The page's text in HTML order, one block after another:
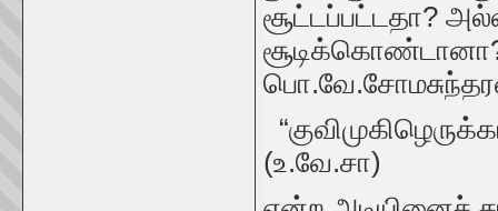
சூட்டப்பட்டதா?
(உ.வே.சா)